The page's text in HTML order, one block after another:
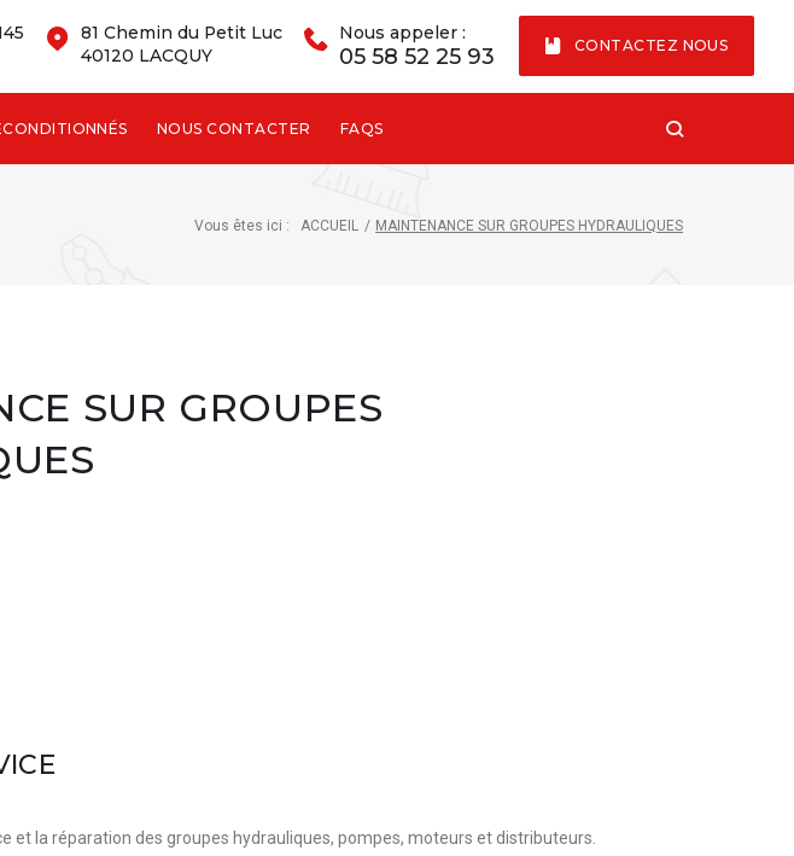
81 Chemin du Petit Luc
40120 LACQUY
Nous appeler :
05 58 52 25 93 CONTACTEZ NOUS
NOUS CONTACTER FAQS
Vous êtes ici : ACCUEIL / MAINTENANCE SUR GROUPES HYDRAULIQUES
SUR GROUPES
et la réparation des groupes hydrauliques, pompes, moteurs et distributeurs.